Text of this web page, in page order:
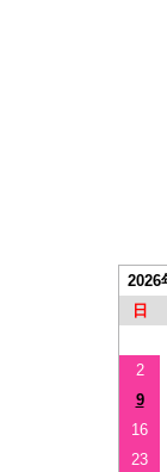
2026
日
2
9
16
23